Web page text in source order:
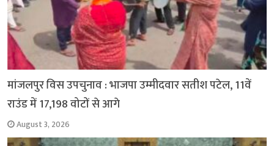
मांजलपुर विस उपचुनाव : भाजपा उम्मीदवार सतीश पटेल, 11वें
राउंड में 17,198 वोटों से आगे
August 3, 2026